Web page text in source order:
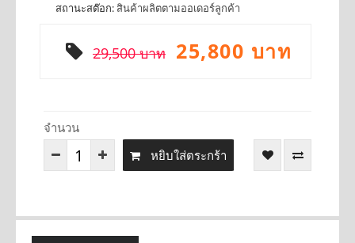
สถานะสต๊อก: สินค้าผลิตตามออเดอร์ลูกค้า
29,500 บาท 25,800 บาท
จำนวน
หยิบใส่ตระกร้า